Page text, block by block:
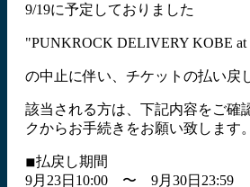
9/19に予定しておりました
"PUNKROCK DELIVERY KOBE
の中止に伴い、チケットの払い戻
該当される方は、下記内容をご確
クからお手続きをお願い致します。
◾︎払戻し期間
9月23日10:00 〜 9月30日23:59